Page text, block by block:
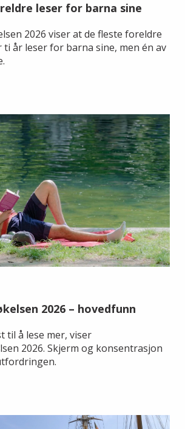
leser for barna sine
2026 viser at de fleste foreldre
ti år leser for barna sine, men én av
2026 – hovedfunn
til å lese mer, viser
2026. Skjerm og konsentrasjon